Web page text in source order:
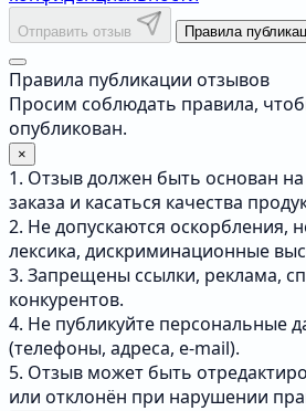
Отправить отзыв Правила
Правила публикации отзывов
Просим соблюдать правила,
опубликован.
×
1. Отзыв должен быть основан
заказа и касаться качества
2. Не допускаются оскорбления,
лексика, дискриминационные
3. Запрещены ссылки, реклама,
конкурентов.
4. Не публикуйте персональные
(телефоны, адреса, e-mail).
5. Отзыв может быть
или отклонён при нарушении